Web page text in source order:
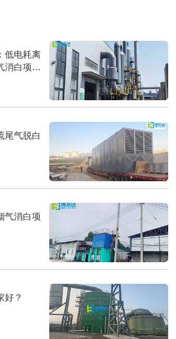
低电耗离
消白项目
尾气脱白
气消白项
好？